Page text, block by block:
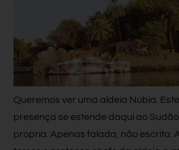
Queremos ver uma aldeia Núbia.
presença se estende daqui ao
própria. Apenas falada, não escrita.